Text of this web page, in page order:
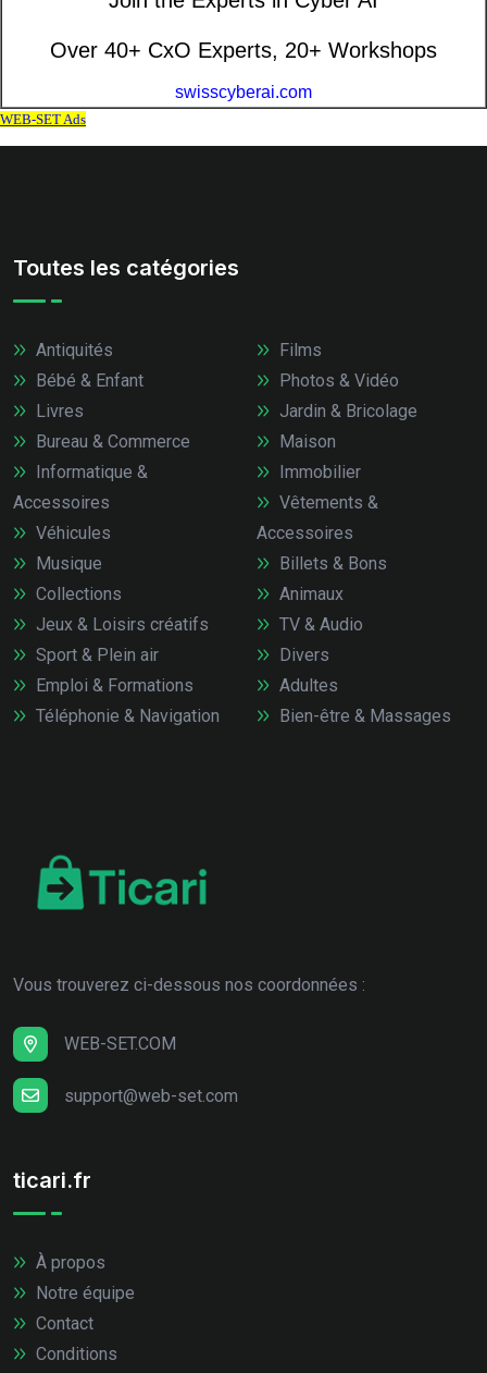
Toutes les catégories
Antiquités
Bébé & Enfant
Livres
Bureau & Commerce
Informatique &
Accessoires
Véhicules
Films
Photos & Vidéo
Jardin & Bricolage
Maison
Immobilier
Vêtements &
Accessoires
Musique
Collections
Jeux & Loisirs créatifs
Sport & Plein air
Emploi & Formations
Téléphonie & Navigation
Billets & Bons
Animaux
TV & Audio
Divers
Adultes
Bien-être & Massages
Vous trouverez ci-dessous nos coordonnées :
WEB-SET.COM
support@web-set.com
ticari.fr
À propos
Notre équipe
Contact
Conditions